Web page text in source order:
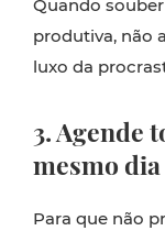
Quando
produtiva, não
luxo da
3. Agende
mesmo dia
Para que não